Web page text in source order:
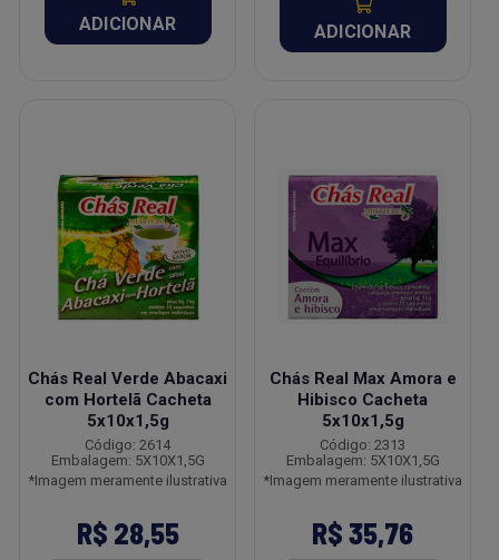
ADICIONAR ADICIONAR
Chás Real Verde Abacaxi
com Hortelã Cacheta
5x10x1,5g
Código: 2614
Embalagem: 5X10X1,5G
*Imagem meramente ilustrativa
R$ 28,55
Chás Real Max Amora e
Hibisco Cacheta
5x10x1,5g
Código: 2313
Embalagem: 5X10X1,5G
*Imagem meramente ilustrativa
R$ 35,76